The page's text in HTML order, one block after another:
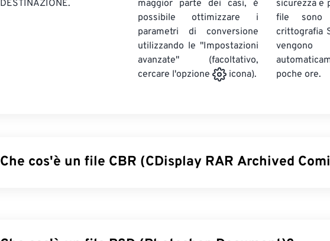
DESTINAZIONE.
maggior parte dei casi, è
possibile ottimizzare i
parametri di conversione
utilizzando le "Impostazioni
avanzate" (facoltativo,
cercare l'opzione
icona).
sicurezza e
file sono
crittografia
poche ore.
Che cos'è un file CBR (CDisplay RAR Archived
come file contenente fumetti. I file CBR sono anche noti con il termine più